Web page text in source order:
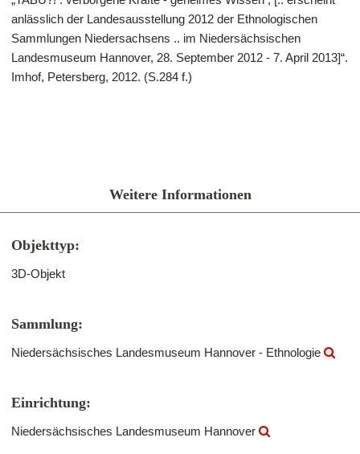
anlässlich der Landesausstellung 2012 der Ethnologischen
Sammlungen Niedersachsens .. im Niedersächsischen
Landesmuseum Hannover, 28. September 2012 - 7. April 2013]“.
Imhof, Petersberg, 2012. (S.284 f.)
Weitere Informationen
Objekttyp:
3D-Objekt
Sammlung:
Niedersächsisches Landesmuseum Hannover - Ethnologie
Einrichtung:
Niedersächsisches Landesmuseum Hannover